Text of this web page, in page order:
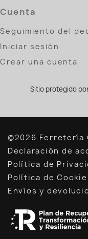
Cuenta
Seguimiento del
Iniciar sesión
Crear una cuenta
Sitio protegido
©2026 Ferretería
Declaración de
Política de
Política de
Envíos y